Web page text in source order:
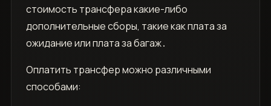
стоимость трансфера какие-либо
дополнительные сборы, такие как плата за
ожидание или плата за багаж․
Оплатить трансфер можно различными
способами: